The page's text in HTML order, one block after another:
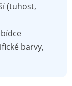
(tuhost,
barvy,